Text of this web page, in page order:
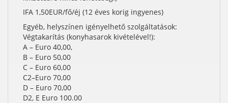
IFA 1,50EUR/fő/éj (12 éves korig ingyenes)
Egyéb, helyszínen igényelhető szolgáltatások:
Végtakarítás (konyhasarok kivételével!):
A – Euro 40,00,
B – Euro 50,00
C – Euro 60,00
C2–Euro 70,00
D – Euro 70,00
D2, E Euro 100.00